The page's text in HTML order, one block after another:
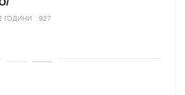
ГОДИНИ 927